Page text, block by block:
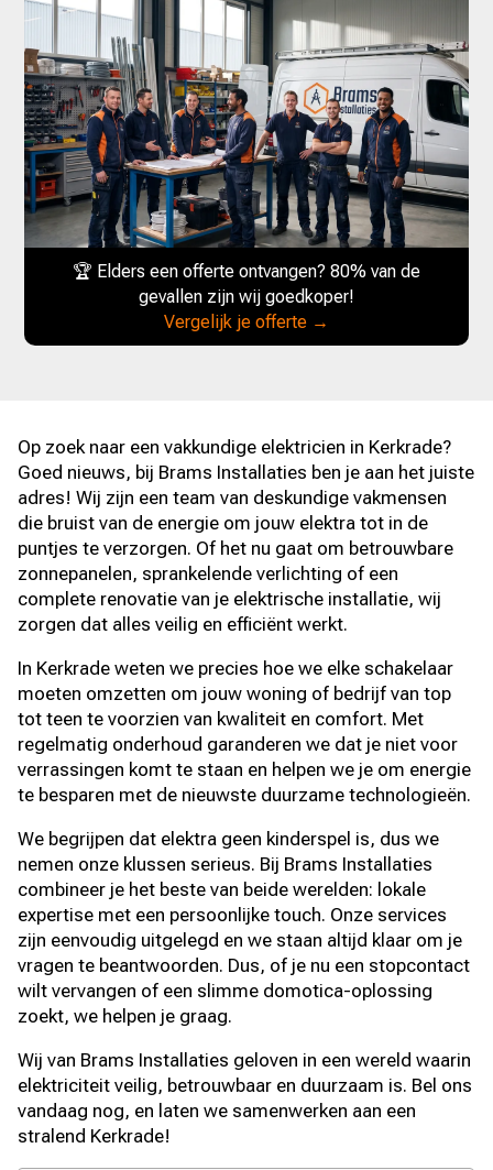
🏆 Elders een offerte ontvangen? 80% van de
gevallen zijn wij goedkoper!
Vergelijk je offerte →
Op zoek naar een vakkundige elektricien in Kerkrade?
Goed nieuws, bij Brams Installaties ben je aan het juiste
adres! Wij zijn een team van deskundige vakmensen
die bruist van de energie om jouw elektra tot in de
puntjes te verzorgen. Of het nu gaat om betrouwbare
zonnepanelen, sprankelende verlichting of een
complete renovatie van je elektrische installatie, wij
zorgen dat alles veilig en efficiënt werkt.
In Kerkrade weten we precies hoe we elke schakelaar
moeten omzetten om jouw woning of bedrijf van top
tot teen te voorzien van kwaliteit en comfort. Met
regelmatig onderhoud garanderen we dat je niet voor
verrassingen komt te staan en helpen we je om energie
te besparen met de nieuwste duurzame technologieën.
We begrijpen dat elektra geen kinderspel is, dus we
nemen onze klussen serieus. Bij Brams Installaties
combineer je het beste van beide werelden: lokale
expertise met een persoonlijke touch. Onze services
zijn eenvoudig uitgelegd en we staan altijd klaar om je
vragen te beantwoorden. Dus, of je nu een stopcontact
wilt vervangen of een slimme domotica-oplossing
zoekt, we helpen je graag.
Wij van Brams Installaties geloven in een wereld waarin
elektriciteit veilig, betrouwbaar en duurzaam is. Bel ons
vandaag nog, en laten we samenwerken aan een
stralend Kerkrade!